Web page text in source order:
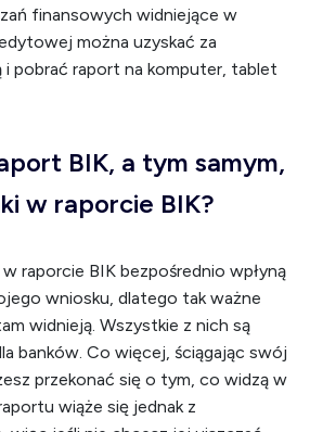
finansowych widniejące w
można uzyskać za
i pobrać raport na komputer, tablet
BIK, a tym samym,
w raporcie BIK?
raporcie BIK bezpośrednio wpłyną
wniosku, dlatego tak ważne
widnieją. Wszystkie z nich są
banków. Co więcej, ściągając swój
przekonać się o tym, co widzą w
wiąże się jednak z